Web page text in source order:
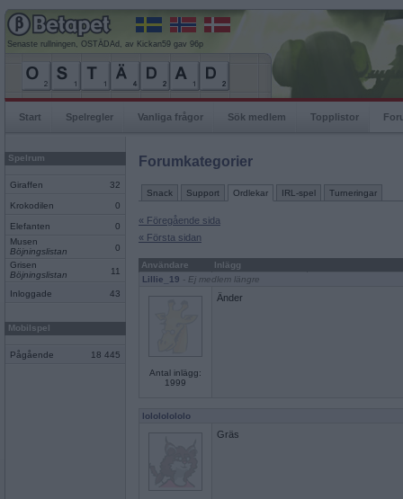
Senaste rullningen, OSTÄDAd, av Kickan59 gav 96p
Start Spelregler Vanliga frågor Sök medlem Topplistor
Spelrum
Giraffen 32
Krokodilen 0
Elefanten
0
Musen
Böjningslistan
0
Grisen
Böjningslistan
11
Inloggade 43
Mobilspel
Pågående 18 445
Forumkategorier
Snack Support Ordlekar IRL-spel Turneringar
« Föregående sida
« Första sidan
Användare
Inlägg
Lillie_19 - Ej medlem längre
Antal inlägg:
1999
Änder
lolololololo
Gräs